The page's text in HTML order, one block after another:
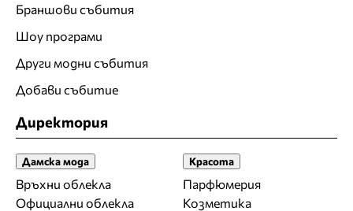
Браншови събития
Шоу програми
Други модни събития
Добави събитие
Директория
Дамска мода
Връхни облекла
Официални облекла
Красота
Парфюмерия
Козметика